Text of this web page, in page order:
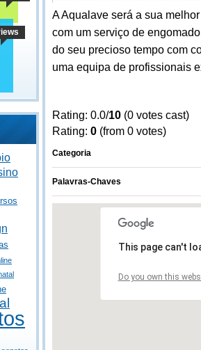
A Aqualave será a sua
com um serviço de
do seu precioso tempo com
uma equipa de profissionais
Rating: 0.0/10 (0 votes cast)
Rating: 0 (from 0 votes)
Categoria
Palavras-Chaves
This page can't
Do you own this